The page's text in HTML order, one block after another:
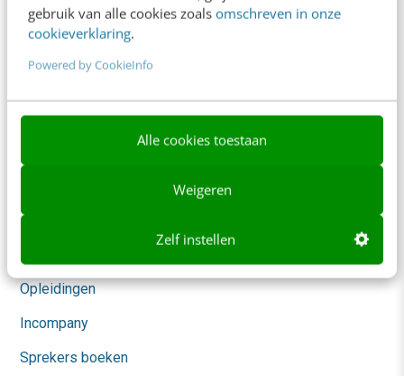
gebruik van alle cookies zoals omschreven in onze
cookieverklaring.
Powered by CookieInfo
Alle cookies toestaan
Weigeren
Zelf instellen
Marketing
Social
Themanieuwsbrieven
Community
Mastercourses
Opleidingen
Incompany
Sprekers boeken